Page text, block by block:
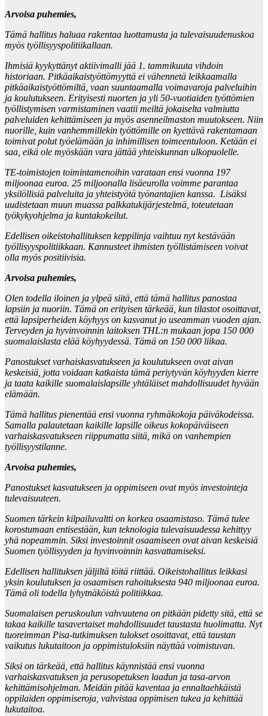
Arvoisa puhemies,
Tämä hallitus haluaa rakentaa luottamusta ja tulevaisuudenuskoa
myös työllisyyspolitiikallaan.
Ihmisiä kyykyttänyt aktiivimalli jää 1. tammikuuta vihdoin
historiaan. Pitkäaikaistyöttömyyttä ei vähennetä leikkaamalla
pitkäaikaistyöttömiltä, vaan suuntaamalla voimavaroja palveluihin
ja koulutukseen. Erityisesti nuorten ja yli 50-vuotiaiden työttömien
työllistymisen varmistaminen vaatii meiltä jokaiselta valmiutta
palveluiden kehittämiseen ja myös asenneilmaston muutokseen. Niin
nuorille, kuin vanhemmillekin työttömille on kyettävä rakentamaan
toimivat polut työelämään ja inhimillisen toimeentuloon. Ketään ei
saa, eikä ole myöskään vara jättää yhteiskunnan ulkopuolelle.
TE-toimistojen toimintamenoihin varataan ensi vuonna 197
miljoonaa euroa. 25 miljoonalla lisäeurolla voimme parantaa
yksilöllisiä palveluita ja yhteistyötä työnantajien kanssa. Lisäksi
uudistetaan muun muassa palkkatukijärjestelmä, toteutetaan
työkykyohjelma ja kuntakokeilut.
Edellisen oikeistohallituksen keppilinja vaihtuu nyt kestävään
työllisyyspolitiikkaan. Kannusteet ihmisten työllistämiseen voivat
olla myös positiivisia.
Arvoisa puhemies,
Olen todella iloinen ja ylpeä siitä, että tämä hallitus panostaa
lapsiin ja nuoriin. Tämä on erityisen tärkeää, kun tilastot osoittavat,
että lapsiperheiden köyhyys on kasvanut jo useamman vuoden ajan.
Terveyden ja hyvinvoinnin laitoksen THL:n mukaan jopa 150 000
suomalaislasta elää köyhyydessä. Tämä on 150 000 liikaa.
Panostukset varhaiskasvatukseen ja koulutukseen ovat aivan
keskeisiä, jotta voidaan katkaista tämä periytyvän köyhyyden kierre
ja taata kaikille suomalaislapsille yhtäläiset mahdollisuudet hyvään
elämään.
Tämä hallitus pienentää ensi vuonna ryhmäkokoja päiväkodeissa.
Samalla palautetaan kaikille lapsille oikeus kokopäiväiseen
varhaiskasvatukseen riippumatta siitä, mikä on vanhempien
työllisyystilanne.
Arvoisa puhemies,
Panostukset kasvatukseen ja oppimiseen ovat myös investointeja
tulevaisuuteen.
Suomen tärkein kilpailuvaltti on korkea osaamistaso. Tämä tulee
korostumaan entisestään, kun teknologia tulevaisuudessa kehittyy
yhä nopeammin. Siksi investoinnit osaamiseen ovat aivan keskeisiä
Suomen työllisyyden ja hyvinvoinnin kasvattamiseksi.
Edellisen hallituksen jäljiltä töitä riittää. Oikeistohallitus leikkasi
yksin koulutuksen ja osaamisen rahoituksesta 940 miljoonaa euroa.
Tämä oli todella lyhytnäköistä politiikkaa.
Suomalaisen peruskoulun vahvuutena on pitkään pidetty sitä, että se
takaa kaikille tasavertaiset mahdollisuudet taustasta huolimatta. Nyt
tuoreimman Pisa-tutkimuksen tulokset osoittavat, että taustan
vaikutus lukutaitoon ja oppimistuloksiin näyttää voimistuvan.
Siksi on tärkeää, että hallitus käynnistää ensi vuonna
varhaiskasvatuksen ja perusopetuksen laadun ja tasa-arvon
kehittämisohjelman. Meidän pitää kaventaa ja ennaltaehkäistä
oppilaiden oppimiseroja, vahvistaa oppimisen tukea ja kehittää
lukutaitoa.